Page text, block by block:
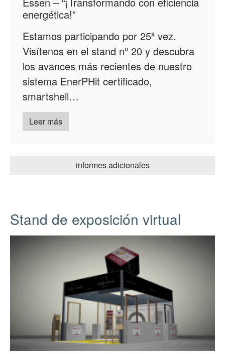
energética!”
Estamos participando por 25ª vez.
Visítenos en el stand nº 20 y descubra
los avances más recientes de nuestro
sistema EnerPHit certificado,
smartshell…
Leer más
informes adicionales
Stand de exposición virtual